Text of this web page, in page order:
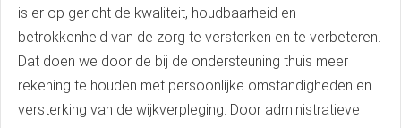
is er op gericht de kwaliteit, houdbaarheid en
betrokkenheid van de zorg te versterken en te verbeteren.
Dat doen we door de bij de ondersteuning thuis meer
rekening te houden met persoonlijke omstandigheden en
versterking van de wijkverpleging. Door administratieve